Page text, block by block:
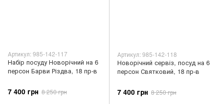
Артикул: 985-142-117
Набір посуду Новорічний на 6
персон Барви Різдва, 18 пр-в
7 400 грн 8 250 грн
Артикул: 985-142-118
Новорічний сервіз, посуд на 6
персон Святковий, 18 пр-в
7 400 грн 8 250 грн